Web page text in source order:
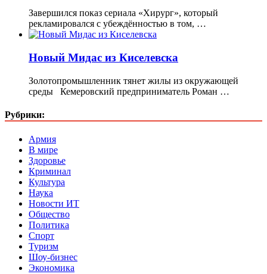
Завершился показ сериала «Хирург», который
рекламировался с убеждённостью в том, …
Новый Мидас из Киселевска
Золотопромышленник тянет жилы из окружающей
среды Кемеровский предприниматель Роман …
Рубрики:
Армия
В мире
Здоровье
Криминал
Культура
Наука
Новости ИТ
Общество
Политика
Спорт
Туризм
Шоу-бизнес
Экономика